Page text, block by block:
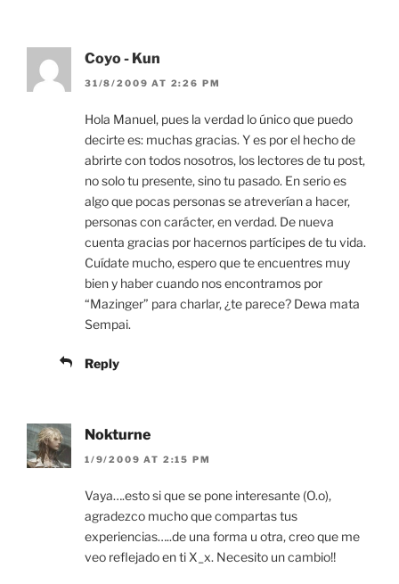
Coyo - Kun
31/8/2009 AT 2:26 PM
Hola Manuel, pues la verdad lo único que puedo
decirte es: muchas gracias. Y es por el hecho de
abrirte con todos nosotros, los lectores de tu post,
no solo tu presente, sino tu pasado. En serio es
algo que pocas personas se atreverían a hacer,
personas con carácter, en verdad. De nueva
cuenta gracias por hacernos partícipes de tu vida.
Cuídate mucho, espero que te encuentres muy
bien y haber cuando nos encontramos por
“Mazinger” para charlar, ¿te parece? Dewa mata
Sempai.
Reply
Nokturne
1/9/2009 AT 2:15 PM
Vaya….esto si que se pone interesante (O.o),
agradezco mucho que compartas tus
experiencias…..de una forma u otra, creo que me
veo reflejado en ti X_x. Necesito un cambio!!